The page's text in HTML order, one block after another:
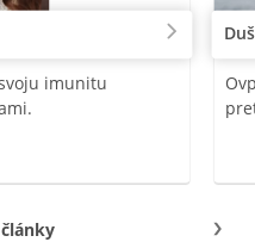
imunitu